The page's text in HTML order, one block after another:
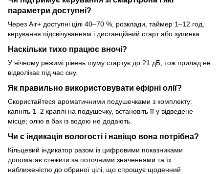
параметри доступні?
Через Air+ доступні цілі 40–70 %, розклади, таймер 1–12 год,
керування підсвічуванням і дистанційний старт або зупинка.
Наскільки тихо працює вночі?
У нічному режимі рівень шуму стартує до 21 дБ, тож прилад не
відволікає під час сну.
Як правильно використовувати ефірні олії?
Скористайтеся ароматичними подушечками з комплекту:
капніть 1–2 краплі на подушечку, встановіть її у відведене
місце; олію в бак із водою не додають.
Чи є індикація вологості і навіщо вона потрібна?
Кільцевий індикатор разом із цифровими показниками
допомагає стежити за поточними значеннями та їх
наближеністю до обраної цілі, що спрощує щоденний